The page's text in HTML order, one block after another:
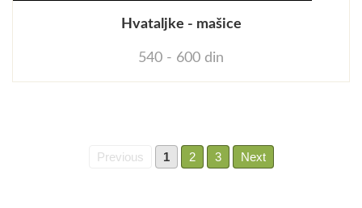
Hvataljke - mašice
540 - 600 din
Previous 1 2 3 Next